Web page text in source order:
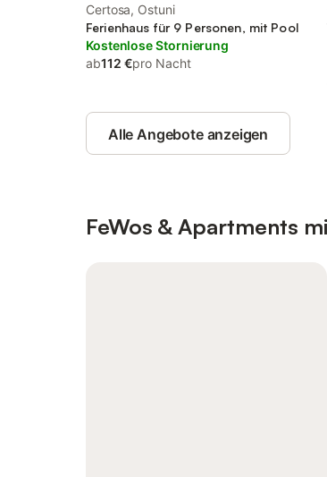
Certosa, Ostuni
Ferienhaus für 9 Personen, mit Pool
Kostenlose Stornierung
ab112 €pro Nacht
Alle Angebote anzeigen
FeWos & Apartments